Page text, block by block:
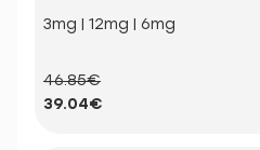
3mg | 12mg | 6mg
46.85€
39.04€